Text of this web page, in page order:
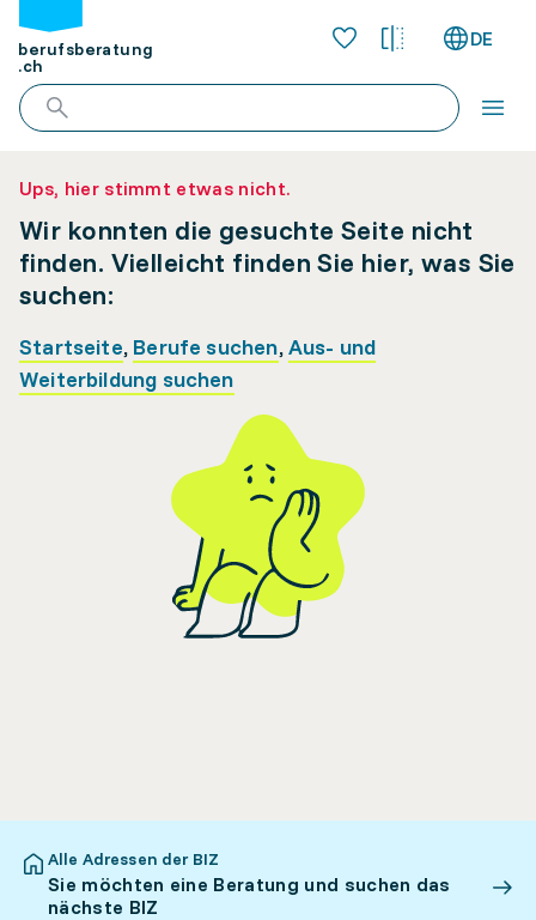
berufsberatung
.ch
DE
Ups, hier stimmt etwas nicht.
Wir konnten die gesuchte Seite nicht
finden. Vielleicht finden Sie hier, was Sie
suchen:
Startseite, Berufe suchen,Aus- und
Weiterbildung suchen
Alle Adressen der BIZ
Sie möchten eine Beratung und suchen das
nächste BIZ